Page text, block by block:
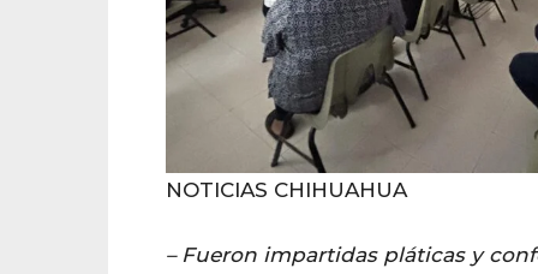
NOTICIAS CHIHUAHUA
– Fueron impartidas pláticas y